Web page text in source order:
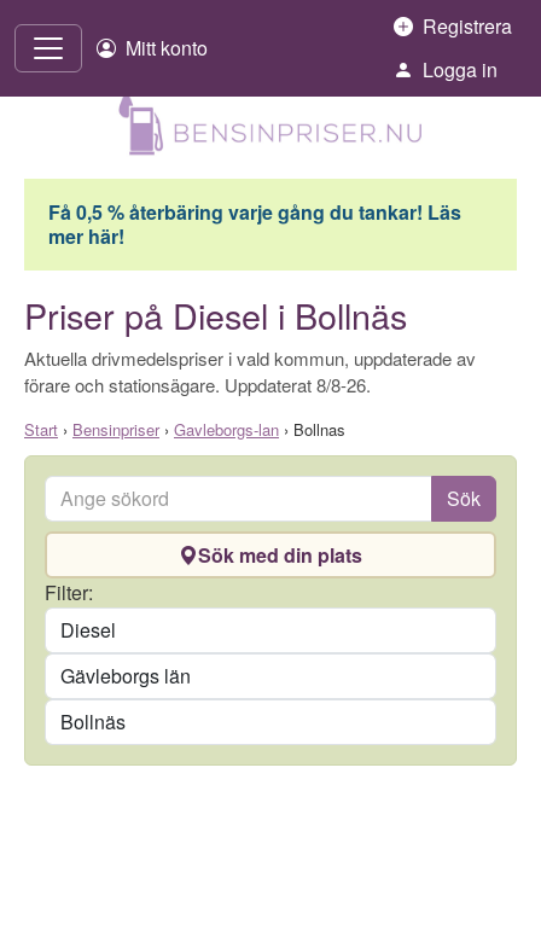
Mitt konto
Registrera
Logga in
Få 0,5 % återbäring varje gång du tankar! Läs
mer här!
Priser på Diesel i Bollnäs
Aktuella drivmedelspriser i vald kommun, uppdaterade av
förare och stationsägare. Uppdaterat 8/8-26.
Start › Bensinpriser› Gavleborgs-lan › Bollnas
Ange sökord Sök
Sök med din plats
Filter:
Län
Kommun